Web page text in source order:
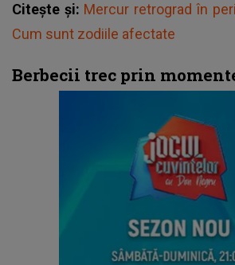
Citește și: Mercur retrograd în
Cum sunt zodiile afectate
Berbecii trec prin